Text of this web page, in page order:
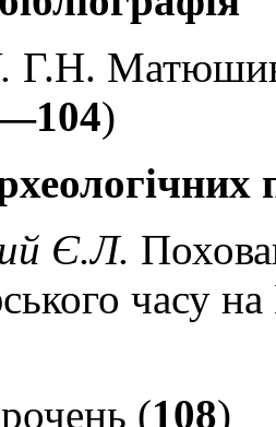
Г.Н.
)
Є.Л.
часу
(108)